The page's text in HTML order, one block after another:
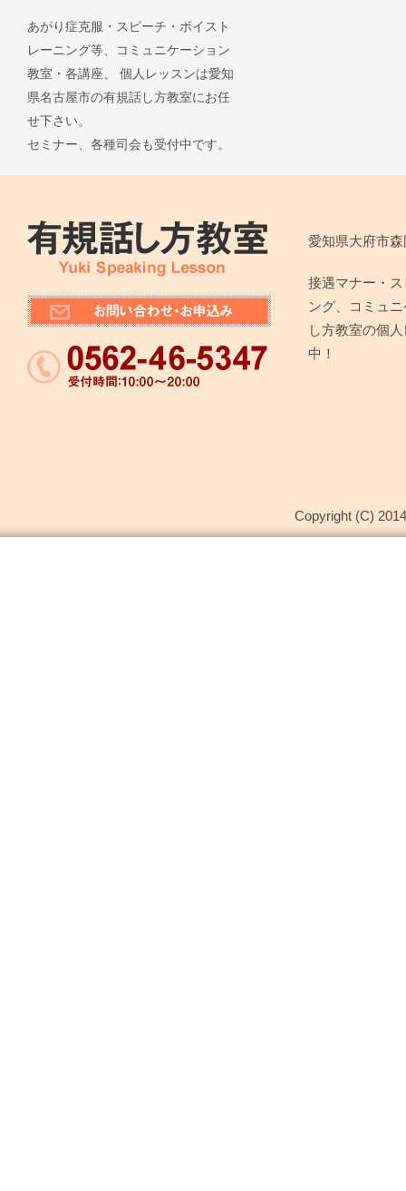
あがり症克服・スピーチ・ボイスト
レーニング等、コミュニケーション
教室・各講座、 個人レッスンは愛知
県名古屋市の有規話し方教室にお任
せ下さい。
セミナー、各種司会も受付中です。
愛知県大府市
接遇マナー・
ング、コミュ
し方教室の個
中！
Copyright (C)